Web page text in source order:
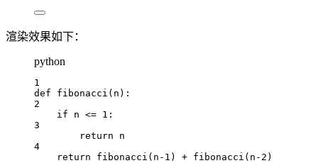
渲染效果如下：
python
1
def
fibonacci ( n ):
2
if n <= 1 :
3
return n
4
return
fibonacci (n - 1 ) + fibonacci (n - 2 )